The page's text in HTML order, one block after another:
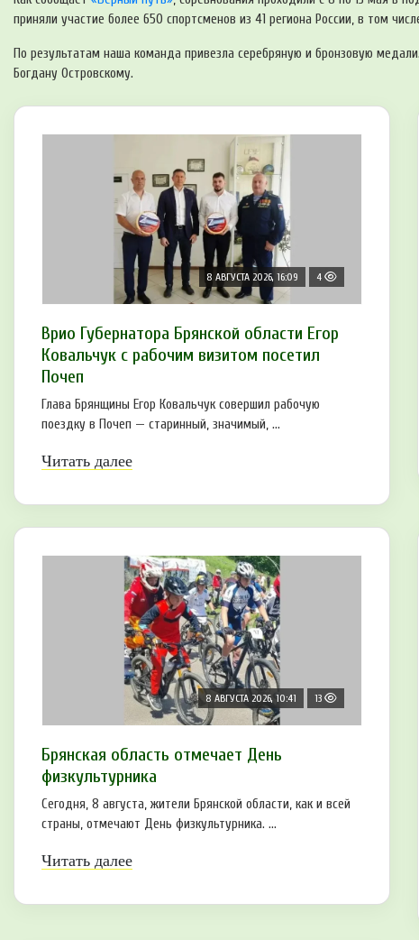
приняли участие более 650 спортсменов из 41 региона России, в том
По результатам наша команда привезла серебряную и бронзовую
Богдану Островскому.
8 АВГУСТА 2026, 16:09 4
Врио Губернатора Брянской области Егор
Ковальчук с рабочим визитом посетил
Почеп
Глава Брянщины Егор Ковальчук совершил рабочую
поездку в Почеп — старинный, значимый, ...
Читать далее
8 АВГУСТА 2026, 10:41 13
Брянская область отмечает День
физкультурника
Сегодня, 8 августа, жители Брянской области, как и всей
страны, отмечают День физкультурника. ...
Читать далее